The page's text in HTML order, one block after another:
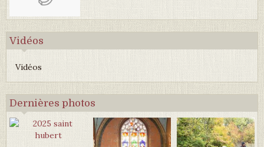
Vidéos
Vidéos
Dernières photos